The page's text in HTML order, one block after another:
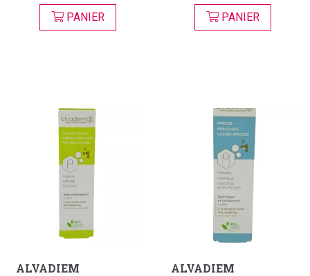
PANIER PANIER
ALVADIEM ALVADIEM